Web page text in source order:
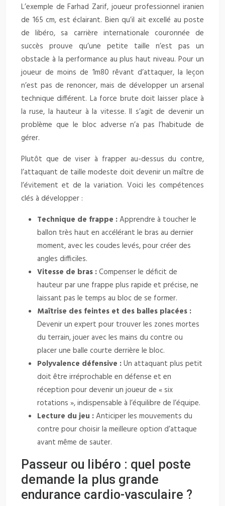
L’exemple de Farhad Zarif, joueur professionnel iranien
de 165 cm, est éclairant. Bien qu’il ait excellé au poste
de libéro, sa carrière internationale couronnée de
succès prouve qu’une petite taille n’est pas un
obstacle à la performance au plus haut niveau. Pour un
joueur de moins de 1m80 rêvant d’attaquer, la leçon
n’est pas de renoncer, mais de développer un arsenal
technique différent. La force brute doit laisser place à
la ruse, la hauteur à la vitesse. Il s’agit de devenir un
problème que le bloc adverse n’a pas l’habitude de
gérer.
Plutôt que de viser à frapper au-dessus du contre,
l’attaquant de taille modeste doit devenir un maître de
l’évitement et de la variation. Voici les compétences
clés à développer :
Technique de frappe :Apprendre à toucher le
ballon très haut en accélérant le bras au dernier
moment, avec les coudes levés, pour créer des
angles difficiles.
Vitesse de bras :Compenser le déficit de
hauteur par une frappe plus rapide et précise, ne
laissant pas le temps au bloc de se former.
Maîtrise des feintes et des balles placées :
Devenir un expert pour trouver les zones mortes
du terrain, jouer avec les mains du contre ou
placer une balle courte derrière le bloc.
Polyvalence défensive :Un attaquant plus petit
doit être irréprochable en défense et en
réception pour devenir un joueur de « six
rotations », indispensable à l’équilibre de l’équipe.
Lecture du jeu :Anticiper les mouvements du
contre pour choisir la meilleure option d’attaque
avant même de sauter.
Passeur ou libéro : quel poste
demande la plus grande
endurance cardio-vasculaire ?